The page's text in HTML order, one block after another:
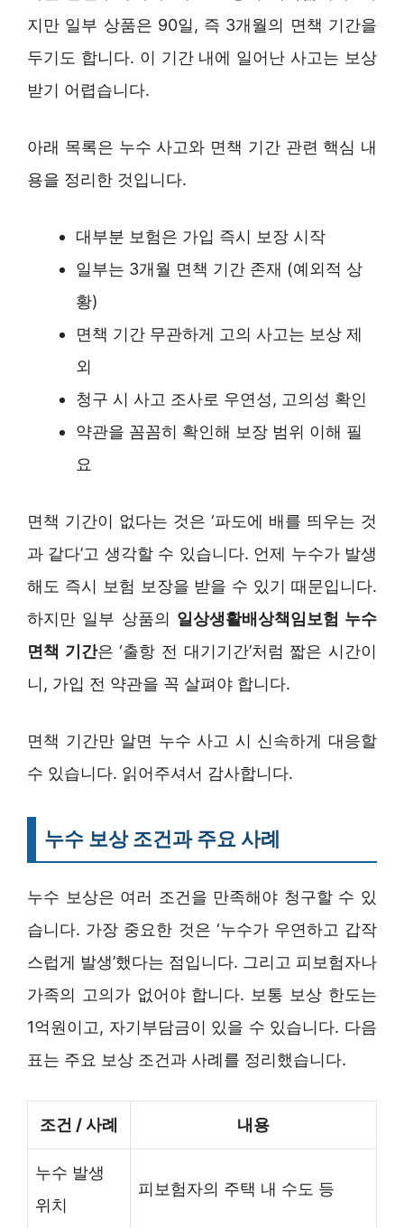
지만 일부 상품은 90일, 즉 3개월의 면책 기간을
두기도 합니다. 이 기간 내에 일어난 사고는 보상
받기 어렵습니다.
아래 목록은 누수 사고와 면책 기간 관련 핵심 내
용을 정리한 것입니다.
대부분 보험은 가입 즉시 보장 시작
일부는 3개월 면책 기간 존재 (예외적 상
황)
면책 기간 무관하게 고의 사고는 보상 제
외
청구 시 사고 조사로 우연성, 고의성 확인
약관을 꼼꼼히 확인해 보장 범위 이해 필
요
면책 기간이 없다는 것은 ‘파도에 배를 띄우는 것
과 같다’고 생각할 수 있습니다. 언제 누수가 발생
해도 즉시 보험 보장을 받을 수 있기 때문입니다.
하지만 일부 상품의 일상생활배상책임보험 누수
면책 기간은 ‘출항 전 대기기간’처럼 짧은 시간이
니, 가입 전 약관을 꼭 살펴야 합니다.
면책 기간만 알면 누수 사고 시 신속하게 대응할
수 있습니다. 읽어주셔서 감사합니다.
누수 보상 조건과 주요 사례
누수 보상은 여러 조건을 만족해야 청구할 수 있
습니다. 가장 중요한 것은 ‘누수가 우연하고 갑작
스럽게 발생’했다는 점입니다. 그리고 피보험자나
가족의 고의가 없어야 합니다. 보통 보상 한도는
1억원이고, 자기부담금이 있을 수 있습니다. 다음
표는 주요 보상 조건과 사례를 정리했습니다.
조건 / 사례 내용
누수 발생
위치
피보험자의 주택 내 수도 등